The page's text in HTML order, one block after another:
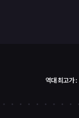
역대 최고가 :